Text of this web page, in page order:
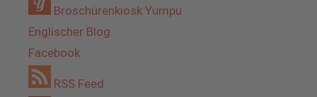
Broschürenkiosk Yumpu
Englischer Blog
Facebook
RSS Feed